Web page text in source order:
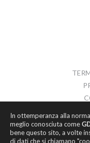
In ottemperanza alla
meglio conosciuta come
bene questo sito, a volte
di dati che si chiamano